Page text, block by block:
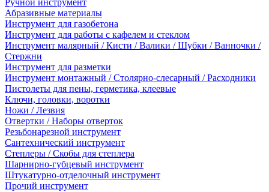
Ручной инструмент
Абразивные материалы
Инструмент для газобетона
Инструмент для работы с кафелем и стеклом
Инструмент малярный / Кисти / Валики / Шубки / Ванночки /
Стержни
Инструмент для разметки
Инструмент монтажный / Столярно-слесарный / Расходники
Пистолеты для пены, герметика, клеевые
Ключи, головки, воротки
Ножи / Лезвия
Отвертки / Наборы отверток
Резьбонарезной инструмент
Сантехнический инструмент
Степлеры / Скобы для степлера
Шарнирно-губцевый инструмент
Штукатурно-отделочный инструмент
Прочий инструмент